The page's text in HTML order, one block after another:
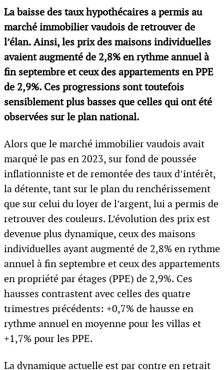
La baisse des taux hypothécaires a permis au
marché immobilier vaudois de retrouver de
l’élan. Ainsi, les prix des maisons individuelles
avaient augmenté de 2,8% en rythme annuel à
fin septembre et ceux des appartements en PPE
de 2,9%. Ces progressions sont toutefois
sensiblement plus basses que celles qui ont été
observées sur le plan national.
Alors que le marché immobilier vaudois avait
marqué le pas en 2023, sur fond de poussée
inflationniste et de remontée des taux d’intérêt,
la détente, tant sur le plan du renchérissement
que sur celui du loyer de l’argent, lui a permis de
retrouver des couleurs. L’évolution des prix est
devenue plus dynamique, ceux des maisons
individuelles ayant augmenté de 2,8% en rythme
annuel à fin septembre et ceux des appartements
en propriété par étages (PPE) de 2,9%. Ces
hausses contrastent avec celles des quatre
trimestres précédents: +0,7% de hausse en
rythme annuel en moyenne pour les villas et
+1,7% pour les PPE.
La dynamique actuelle est par contre en retrait